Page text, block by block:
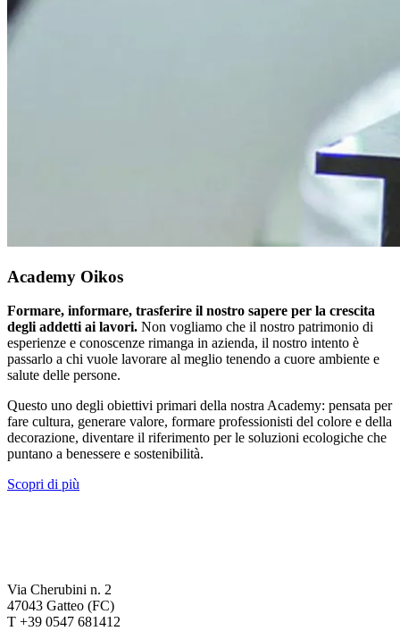
Academy Oikos
Formare, informare, trasferire il nostro sapere per la crescita
degli addetti ai lavori. Non vogliamo che il nostro patrimonio di
esperienze e conoscenze rimanga in azienda, il nostro intento è
passarlo a chi vuole lavorare al meglio tenendo a cuore ambiente e
salute delle persone.
Questo uno degli obiettivi primari della nostra Academy: pensata per
fare cultura, generare valore, formare professionisti del colore e della
decorazione, diventare il riferimento per le soluzioni ecologiche che
puntano a benessere e sostenibilità.
Scopri di più
Via Cherubini n. 2
47043 Gatteo (FC)
T +39 0547 681412